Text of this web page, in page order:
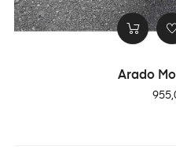
Arado